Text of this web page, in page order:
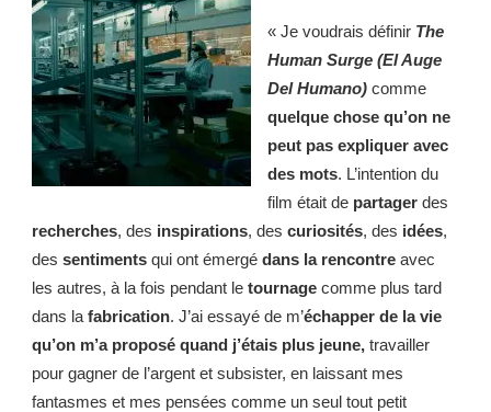
« Je voudrais définir The
Human Surge (El Auge
Del Humano) comme
quelque chose qu’on ne
peut pas expliquer avec
des mots. L’intention du
film était de partager des
recherches, des inspirations, des curiosités, des idées,
des sentiments qui ont émergé dans la rencontre avec
les autres, à la fois pendant le tournage comme plus tard
dans la fabrication. J’ai essayé de m’échapper de la vie
qu’on m’a proposé quand j’étais plus jeune, travailler
pour gagner de l’argent et subsister, en laissant mes
fantasmes et mes pensées comme un seul tout petit